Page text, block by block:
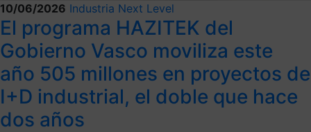
10/06/2026 Industria Next Level
El programa HAZITEK del
Gobierno Vasco moviliza este
año 505 millones en proyectos de
I+D industrial, el doble que hace
dos años